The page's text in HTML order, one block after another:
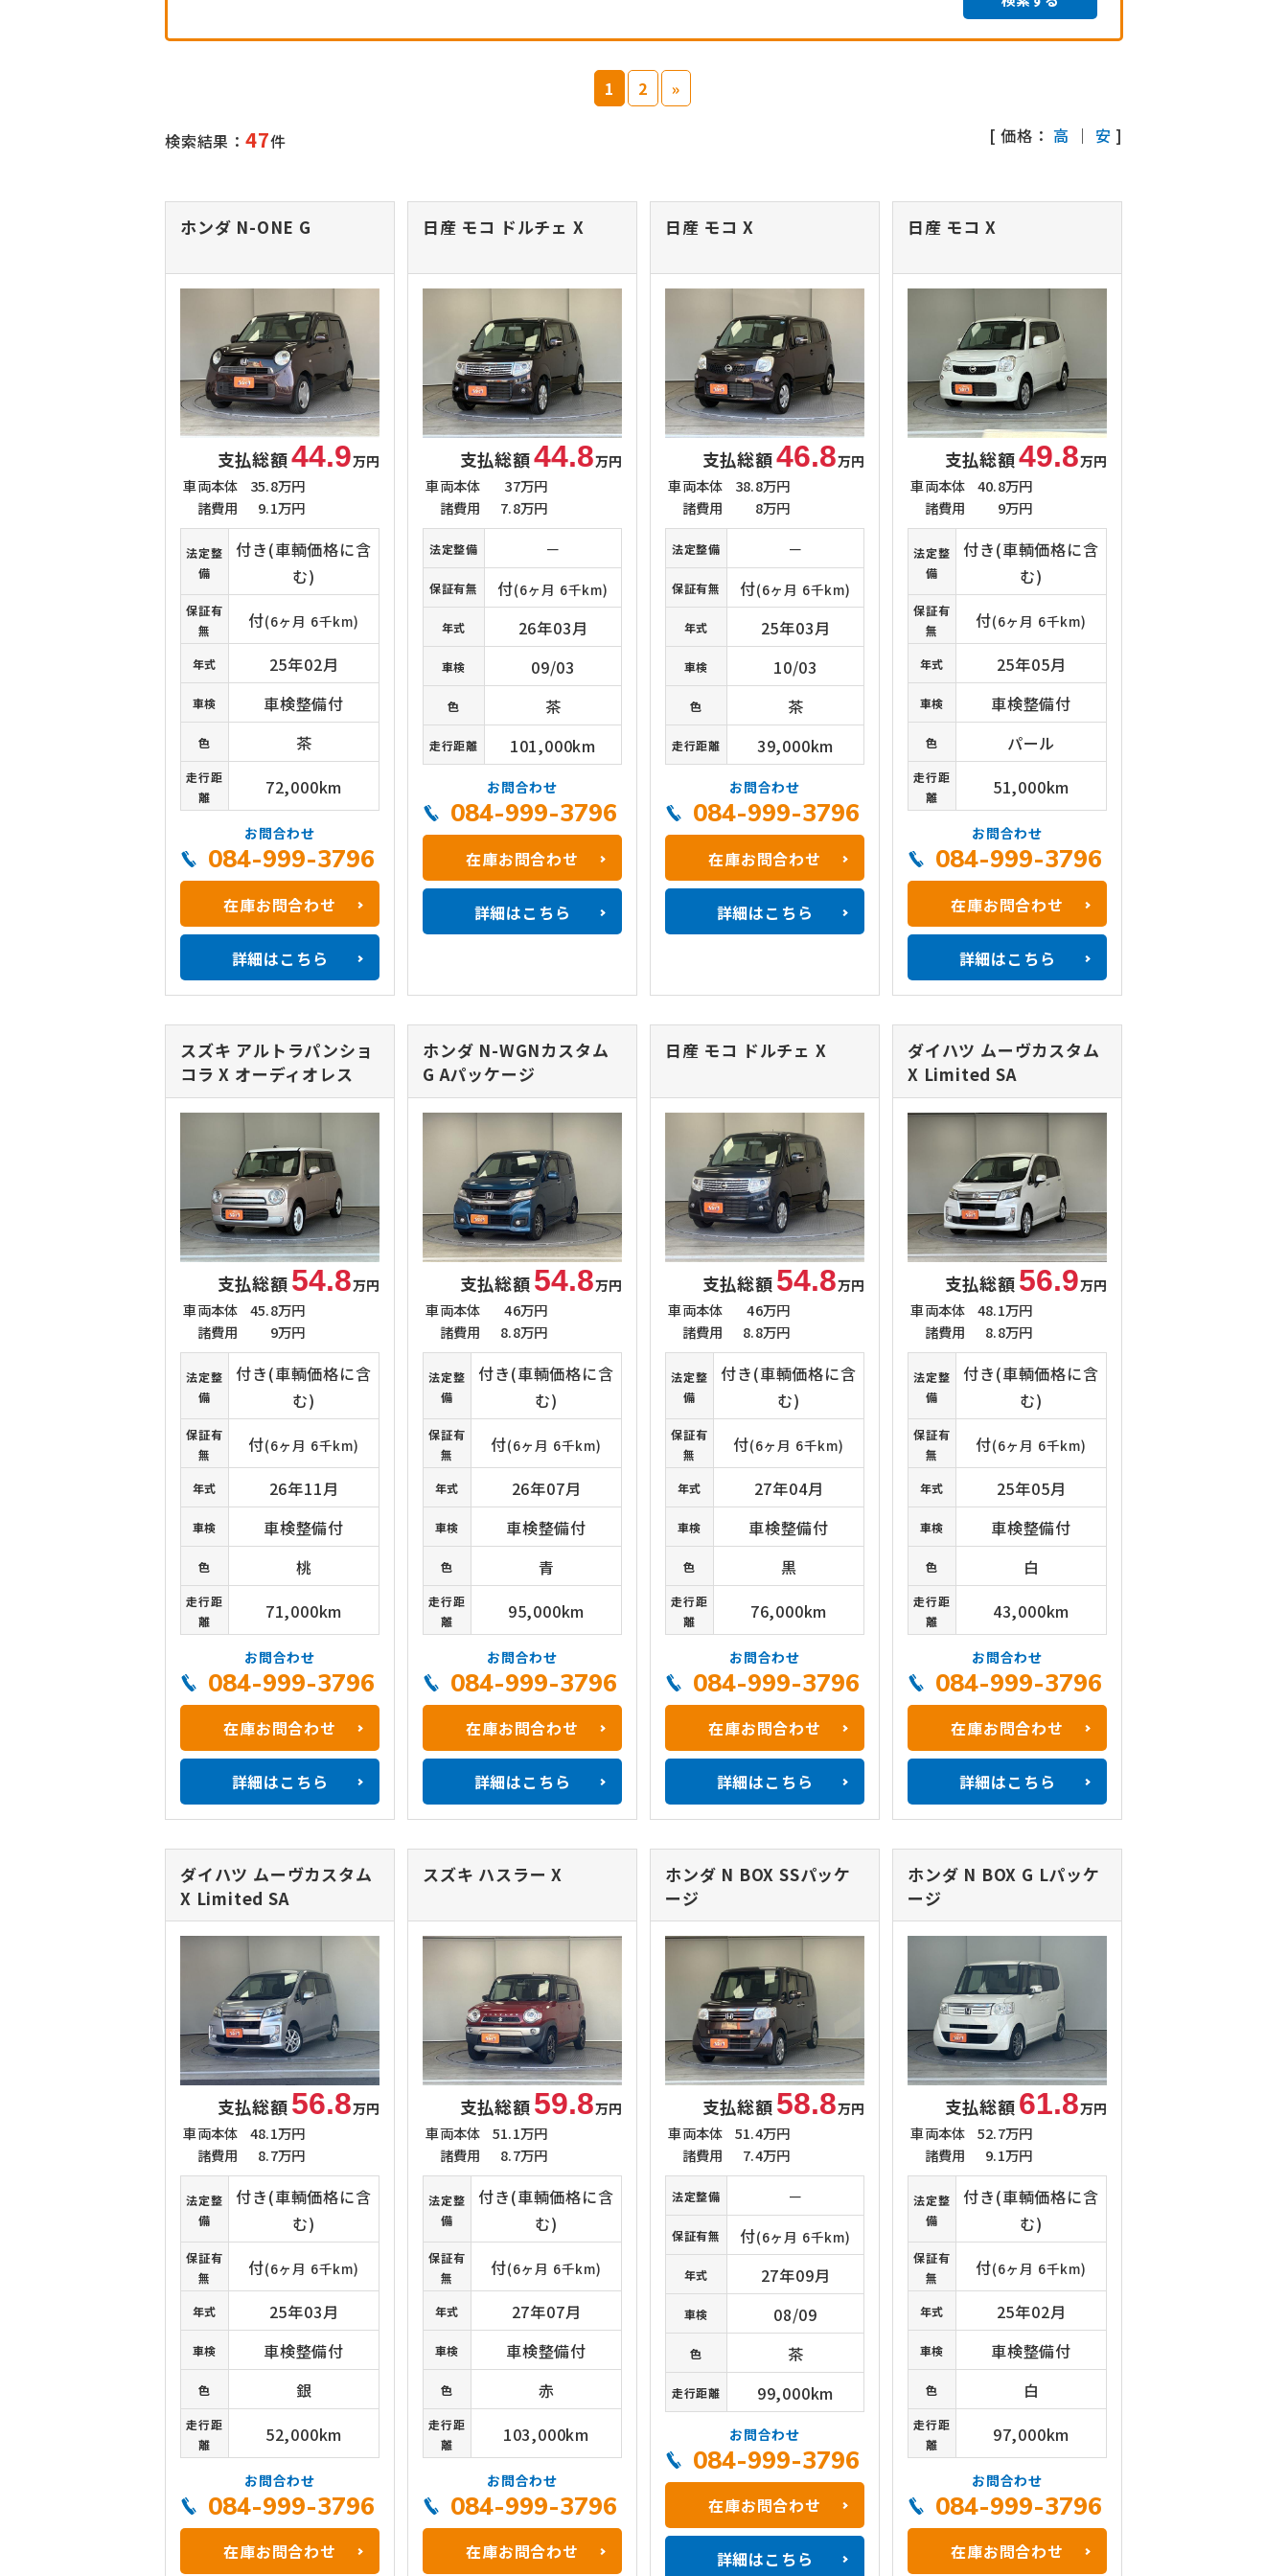
1 2 »
検索結果： 47件 [ 価格：高 ｜ 安 ]
ホンダ N-ONE G
支払総額44.9万円
車両本体
35.8万円
諸費用
9.1万円
法定整
備
付き(車輌価格に含
む)
保証有
無
付(6ヶ月 6千km)
年式 25年02月
車検 車検整備付
色 茶
走行距
離
72,000km
お問合わせ
084-999-3796
在庫お問合わせ
詳細はこちら
日産 モコ ドルチェ X
支払総額44.8万円
車両本体
37万円
諸費用
7.8万円
法定整備 －
保証有無 付(6ヶ月 6千km)
年式 26年03月
車検 09/03
色 茶
走行距離 101,000km
お問合わせ
084-999-3796
在庫お問合わせ
詳細はこちら
日産 モコ X
支払総額46.8万円
車両本体
38.8万円
諸費用
8万円
法定整備 －
保証有無 付(6ヶ月 6千km)
年式 25年03月
車検 10/03
色 茶
走行距離 39,000km
お問合わせ
084-999-3796
在庫お問合わせ
詳細はこちら
日産 モコ X
支払総額49.8万円
車両本体
40.8万円
諸費用
9万円
法定整
備
付き(車輌価格に含
む)
保証有
無
付(6ヶ月 6千km)
年式 25年05月
車検 車検整備付
色 パール
走行距
離
51,000km
お問合わせ
084-999-3796
在庫お問合わせ
詳細はこちら
スズキ アルトラパンショ
コラX オーディオレス
支払総額 54.8万円
車両本体
45.8万円
諸費用
9万円
法定整
備
付き(車輌価格に含
む)
保証有
無
付(6ヶ月 6千km)
年式 26年11月
車検 車検整備付
色 桃
走行距
離
71,000km
お問合わせ
084-999-3796
在庫お問合わせ
詳細はこちら
ホンダ N-WGNカスタム
G Aパッケージ
支払総額 54.8万円
車両本体
46万円
諸費用
8.8万円
法定整
備
付き(車輌価格に含
む)
保証有
無
付(6ヶ月 6千km)
年式 26年07月
車検 車検整備付
色 青
走行距
離
95,000km
お問合わせ
084-999-3796
在庫お問合わせ
詳細はこちら
日産 モコ ドルチェ X
支払総額 54.8万円
車両本体
46万円
諸費用
8.8万円
法定整
備
付き(車輌価格に含
む)
保証有
無
付(6ヶ月 6千km)
年式 27年04月
車検 車検整備付
色 黒
走行距
離
76,000km
お問合わせ
084-999-3796
在庫お問合わせ
詳細はこちら
ダイハツ ムーヴカスタム
X Limited SA
支払総額 56.9万円
車両本体
48.1万円
諸費用
8.8万円
法定整
備
付き(車輌価格に含
む)
保証有
無
付(6ヶ月 6千km)
年式 25年05月
車検 車検整備付
色 白
走行距
離
43,000km
お問合わせ
084-999-3796
在庫お問合わせ
詳細はこちら
ダイハツ ムーヴカスタム
X Limited SA
支払総額 56.8万円
車両本体
48.1万円
諸費用
8.7万円
法定整
備
付き(車輌価格に含
む)
保証有
無
付(6ヶ月 6千km)
年式 25年03月
車検 車検整備付
色 銀
走行距
離
52,000km
お問合わせ
084-999-3796
在庫お問合わせ
スズキ ハスラーX
支払総額 59.8万円
車両本体
51.1万円
諸費用
8.7万円
法定整
備
付き(車輌価格に含
む)
保証有
無
付(6ヶ月 6千km)
年式 27年07月
車検 車検整備付
色 赤
走行距
離
103,000km
お問合わせ
084-999-3796
在庫お問合わせ
ホンダ N BOX SSパッケ
ージ
支払総額 58.8万円
車両本体
51.4万円
諸費用
7.4万円
法定整備 －
保証有無 付(6ヶ月 6千km)
年式 27年09月
車検 08/09
色 茶
走行距離 99,000km
お問合わせ
084-999-3796
在庫お問合わせ
詳細はこちら
ホンダ N BOX G Lパッケ
ージ
支払総額 61.8万円
車両本体
52.7万円
諸費用
9.1万円
法定整
備
付き(車輌価格に含
む)
保証有
無
付(6ヶ月 6千km)
年式 25年02月
車検 車検整備付
色 白
走行距
離
97,000km
お問合わせ
084-999-3796
在庫お問合わせ